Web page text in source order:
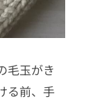
毛玉がき
る前、手